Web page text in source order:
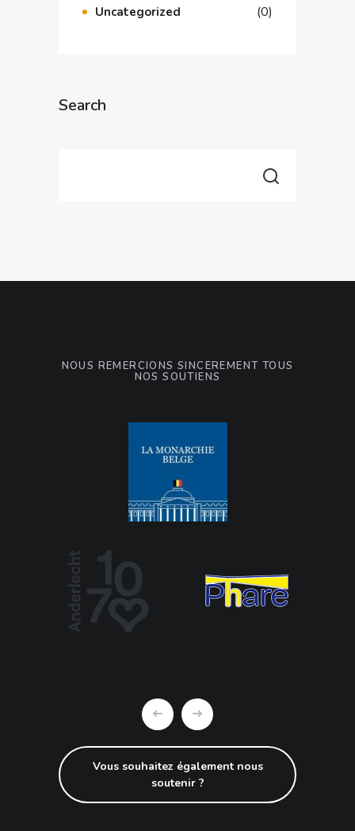
Uncategorized (0)
Search
NOUS REMERCIONS SINCÈREMENT TOUS
NOS SOUTIENS
Vous souhaitez également nous
soutenir ?